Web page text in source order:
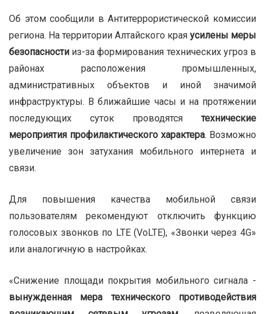
Об этом сообщили в Антитеррористической комиссии
региона. На территории Алтайского края усилены меры
безопасности из-за формирования технических угроз в
районах расположения промышленных,
административных объектов и иной значимой
инфраструктуры. В ближайшие часы и на протяжении
последующих суток проводятся технические
мероприятия профилактического характера. Возможно
увеличение зон затухания мобильного интернета и
связи.
Для повышения качества мобильной связи
пользователям рекомендуют отключить функцию
голосовых звонков по LTE (VoLTE), «Звонки через 4G»
или аналогичную в настройках.
«Снижение площади покрытия мобильного сигнала -
вынужденная мера технического противодействия